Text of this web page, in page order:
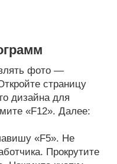
фото —
страницу
дизайна для
«F12». Далее:
«F5». Не
Прокрутите